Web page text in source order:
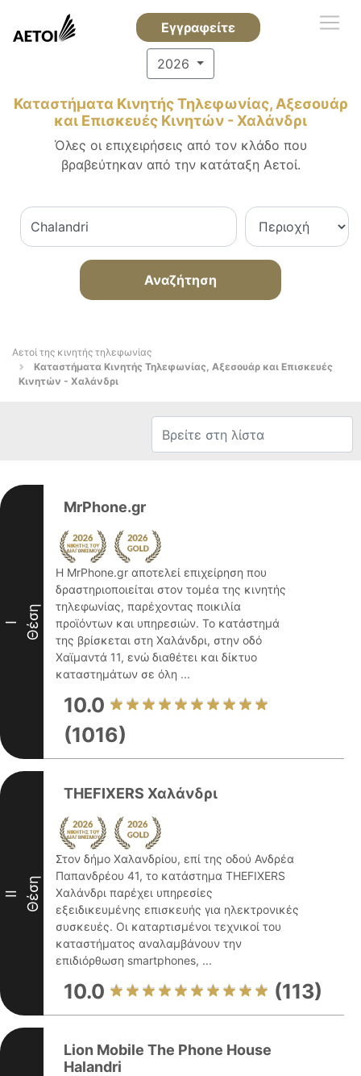
Εγγραφείτε
2026
Καταστήματα Κινητής Τηλεφωνίας, Αξεσουάρ
και Επισκευές Κινητών - Χαλάνδρι
Όλες οι επιχειρήσεις από τον κλάδο που
βραβεύτηκαν από την κατάταξη Αετοί.
Αναζήτηση
Αετοί της κινητής τηλεφωνίας
Καταστήματα Κινητής Τηλεφωνίας, Αξεσουάρ και Επισκευές
Κινητών - Χαλάνδρι
I Θέση
MrPhone.gr
Η MrPhone.gr αποτελεί επιχείρηση που
δραστηριοποιείται στον τομέα της κινητής
τηλεφωνίας, παρέχοντας ποικιλία
προϊόντων και υπηρεσιών. Το κατάστημά
της βρίσκεται στη Χαλάνδρι, στην οδό
Χαϊμαντά 11, ενώ διαθέτει και δίκτυο
καταστημάτων σε όλη ...
10.0
(1016)
II Θέση
THEFIXERS Χαλάνδρι
Στον δήμο Χαλανδρίου, επί της οδού Ανδρέα
Παπανδρέου 41, το κατάστημα THEFIXERS
Χαλάνδρι παρέχει υπηρεσίες
εξειδικευμένης επισκευής για ηλεκτρονικές
συσκευές. Οι καταρτισμένοι τεχνικοί του
καταστήματος αναλαμβάνουν την
επιδιόρθωση smartphones, ...
10.0 (113)
Lion Mobile The Phone House
Halandri